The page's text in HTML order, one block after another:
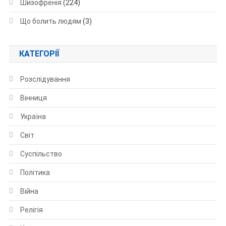
Шизофренія (224)
Що болить людям (3)
КАТЕГОРІЇ
Розслідування
Вінниця
Україна
Світ
Суспільство
Політика
Війна
Релігія